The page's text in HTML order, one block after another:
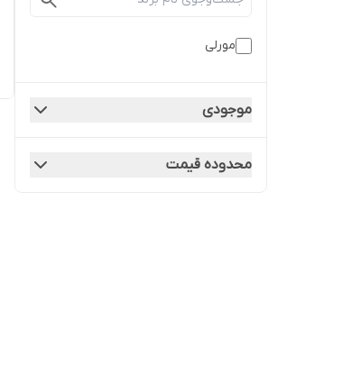
مورلی
موجودی
محدوده قیمت